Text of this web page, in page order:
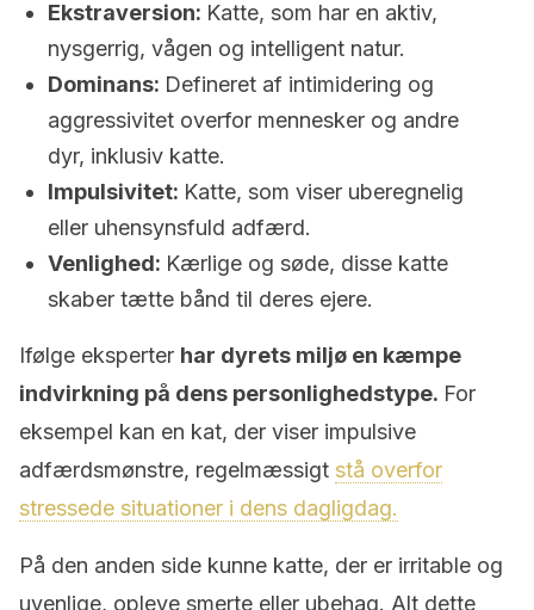
Ekstraversion: Katte, som har en aktiv,
nysgerrig, vågen og intelligent natur.
Dominans: Defineret af intimidering og
aggressivitet overfor mennesker og andre
dyr, inklusiv katte.
Impulsivitet: Katte, som viser uberegnelig
eller uhensynsfuld adfærd.
Venlighed: Kærlige og søde, disse katte
skaber tætte bånd til deres ejere.
Ifølge eksperter har dyrets miljø en kæmpe
indvirkning på dens personlighedstype. For
eksempel kan en kat, der viser impulsive
adfærdsmønstre, regelmæssigt stå overfor
stressede situationer i dens dagligdag.
På den anden side kunne katte, der er irritable og
uvenlige, opleve smerte eller ubehag. Alt dette